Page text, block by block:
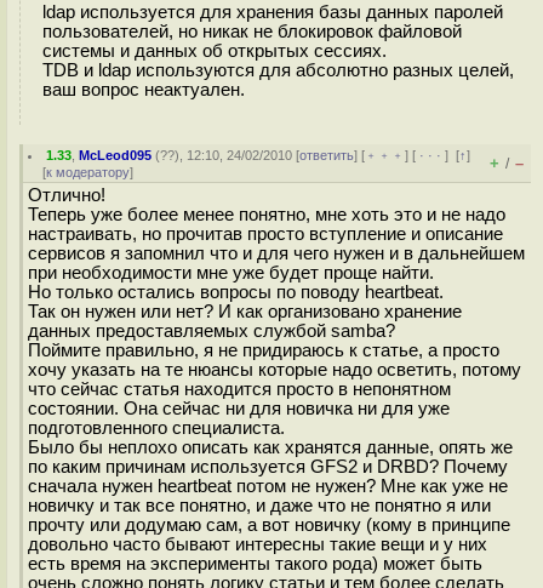
ldap используется для хранения базы данных паролей
пользователей, но никак не блокировок файловой
системы и данных об открытых сессиях.
TDB и ldap используются для абсолютно разных целей,
ваш вопрос неактуален.
1.33 ,McLeod095 (??), 12:10, 24/02/2010 [ответить] [ ﹢﹢﹢] [ · · ·][↑]
[к модератору] + / –
Отлично!
Теперь уже более менее понятно, мне хоть это и не надо
настраивать, но прочитав просто вступление и описание
сервисов я запомнил что и для чего нужен и в дальнейшем
при необходимости мне уже будет проще найти.
Но только остались вопросы по поводу heartbeat.
Так он нужен или нет? И как организовано хранение
данных предоставляемых службой samba?
Поймите правильно, я не придираюсь к статье, а просто
хочу указать на те нюансы которые надо осветить, потому
что сейчас статья находится просто в непонятном
состоянии. Она сейчас ни для новичка ни для уже
подготовленного специалиста.
Было бы неплохо описать как хранятся данные, опять же
по каким причинам используется GFS2 и DRBD? Почему
сначала нужен heartbeat потом не нужен? Мне как уже не
новичку и так все понятно, и даже что не понятно я или
прочту или додумаю сам, а вот новичку (кому в принципе
довольно часто бывают интересны такие вещи и у них
есть время на эксперименты такого рода) может быть
очень сложно понять логику статьи и тем более сделать